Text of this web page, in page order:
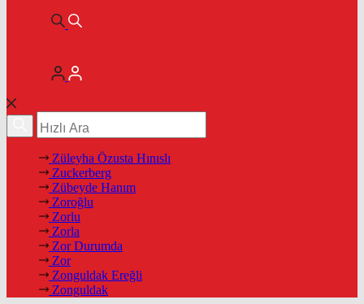
Züleyha Özusta Hınıslı
Zuckerberg
Zübeyde Hanım
Zoroğlu
Zorlu
Zorla
Zor Durumda
Zor
Zonguldak Ereğli
Zonguldak